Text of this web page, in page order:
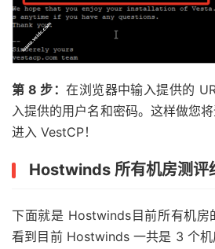
第 8 步：在浏览器中输入提供的
入提供的用户名和密码。这样做您
进入 VestCP！
Hostwinds 所有机房测评
下面就是 Hostwinds目前所有机房
看到目前 Hostwinds 一共是 3 个